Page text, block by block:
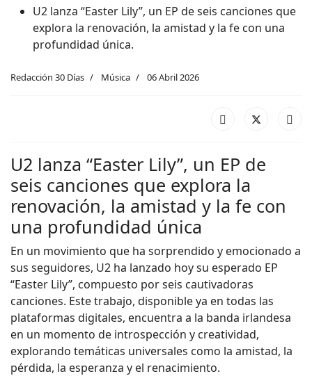
U2 lanza “Easter Lily”, un EP de seis canciones que
explora la renovación, la amistad y la fe con una
profundidad única.
Redacción 30 Días Música 06 Abril 2026
U2 lanza “Easter Lily”, un EP de
seis canciones que explora la
renovación, la amistad y la fe con
una profundidad única
En un movimiento que ha sorprendido y emocionado a
sus seguidores, U2 ha lanzado hoy su esperado EP
“Easter Lily”, compuesto por seis cautivadoras
canciones. Este trabajo, disponible ya en todas las
plataformas digitales, encuentra a la banda irlandesa
en un momento de introspección y creatividad,
explorando temáticas universales como la amistad, la
pérdida, la esperanza y el renacimiento.